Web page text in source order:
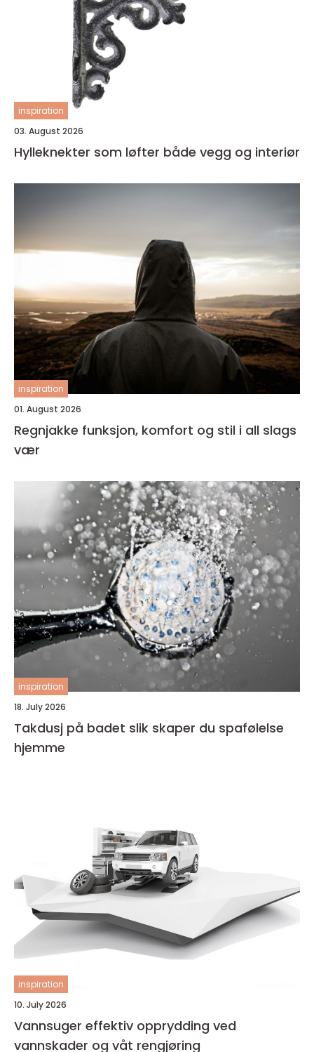
inspiration
03. August 2026
Hylleknekter som løfter både vegg og interiør
inspiration
01. August 2026
Regnjakke funksjon, komfort og stil i all slags
vær
inspiration
18. July 2026
Takdusj på badet slik skaper du spafølelse
hjemme
inspiration
10. July 2026
Vannsuger effektiv opprydding ved
vannskader og våt rengjøring